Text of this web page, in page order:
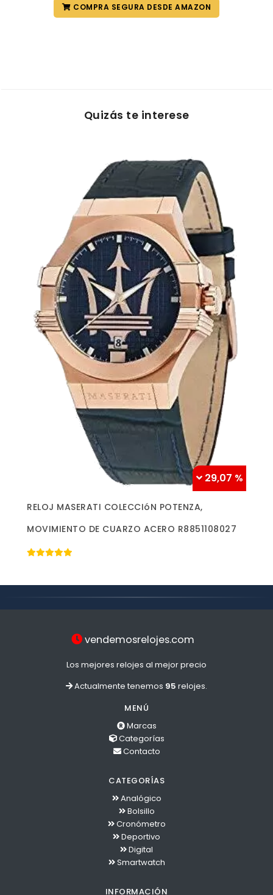
COMPRA SEGURA DESDE AMAZON
Quizás te interese
Más información »
29,07 %
RELOJ MASERATI COLECCIóN POTENZA,
MOVIMIENTO DE CUARZO ACERO R8851108027
vendemosrelojes.com
Los mejores relojes al mejor precio
Actualmente tenemos 95 relojes.
MENÚ
Marcas
Categorías
Contacto
CATEGORÍAS
Analógico
Bolsillo
Cronómetro
Deportivo
Digital
Smartwatch
INFORMACIÓN